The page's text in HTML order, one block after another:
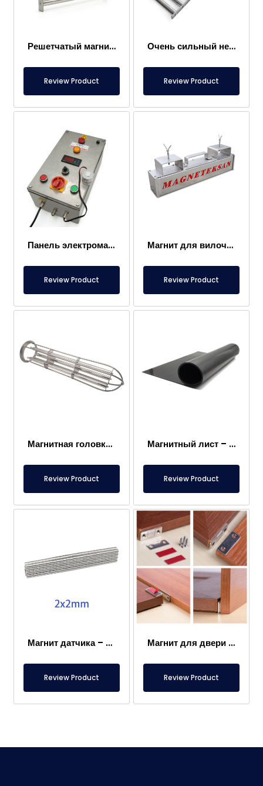
Решетчатый магнит 300×400 мм, притягивающий металлы в пищевых продуктах
Review Product
Очень сильный неодимовый решетчатый магнит 1000×300 мм
Review Product
Панель электромагнита
Review Product
Магнит для вилочного погрузчика – Полностью из нержавеющей стали – Эффективное расстояние 10 см – Легкое высвобождение с ручкой
Review Product
Магнитная головка мешочного фильтра
Review Product
Магнитный лист – Для пола – Безопасный для пищевых продуктов
Review Product
Магнит датчика – 2×2 мм
Review Product
Магнит для двери каравана
Review Product